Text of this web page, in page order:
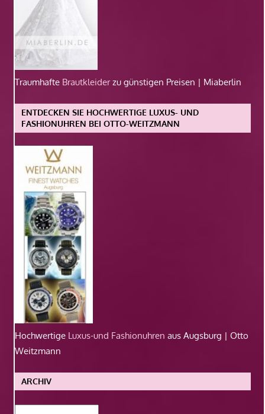
Traumhafte Brautkleiderzu günstigen Preisen | Miaberlin
ENTDECKEN SIE HOCHWERTIGE LUXUS- UND
FASHIONUHREN BEI OTTO-WEITZMANN
Hochwertige Luxus-und Fashionuhren aus Augsburg | Otto
Weitzmann
ARCHIV